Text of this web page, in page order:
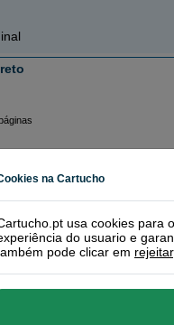
na Cartucho
usa cookies para
do usuario e
pode clicar em rejeitar.